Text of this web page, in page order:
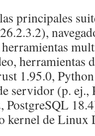
principales
herramientas
1.95.0,
servidor (p. ej.,
PostgreSQL
kernel de Linux